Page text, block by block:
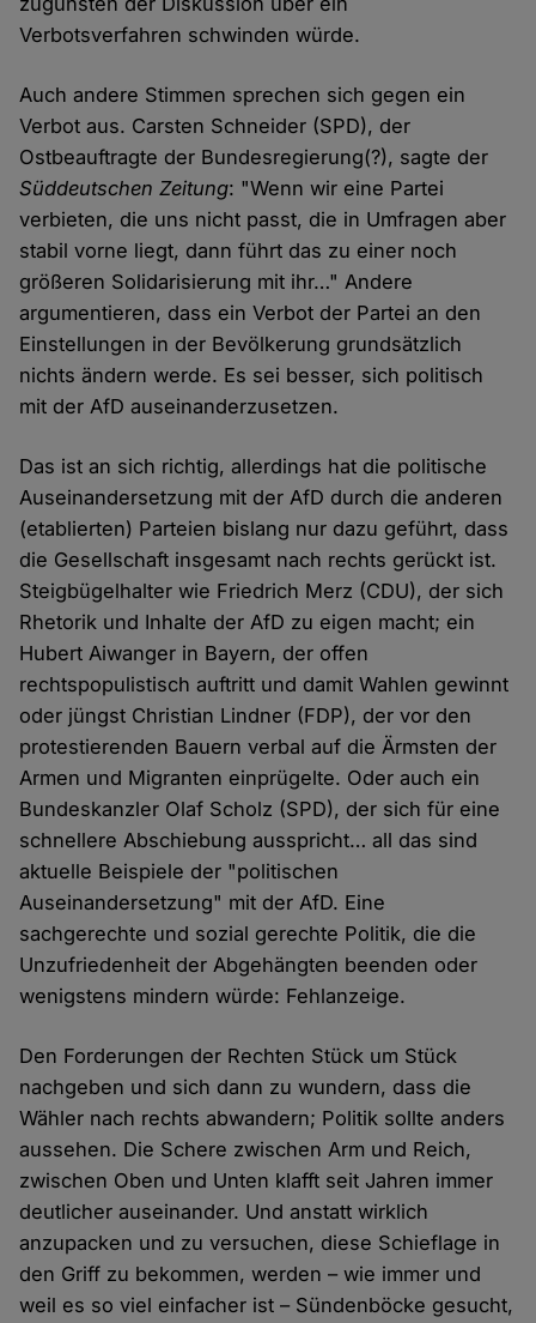
Verbotsverfahren schwinden würde.
Auch andere Stimmen sprechen sich gegen ein
Verbot aus. Carsten Schneider (SPD), der
Ostbeauftragte der Bundesregierung(?), sagte der
Süddeutschen Zeitung: "Wenn wir eine Partei
verbieten, die uns nicht passt, die in Umfragen aber
stabil vorne liegt, dann führt das zu einer noch
größeren Solidarisierung mit ihr…" Andere
argumentieren, dass ein Verbot der Partei an den
Einstellungen in der Bevölkerung grundsätzlich
nichts ändern werde. Es sei besser, sich politisch
mit der AfD auseinanderzusetzen.
Das ist an sich richtig, allerdings hat die politische
Auseinandersetzung mit der AfD durch die anderen
(etablierten) Parteien bislang nur dazu geführt, dass
die Gesellschaft insgesamt nach rechts gerückt ist.
Steigbügelhalter wie Friedrich Merz (CDU), der sich
Rhetorik und Inhalte der AfD zu eigen macht; ein
Hubert Aiwanger in Bayern, der offen
rechtspopulistisch auftritt und damit Wahlen gewinnt
oder jüngst Christian Lindner (FDP), der vor den
protestierenden Bauern verbal auf die Ärmsten der
Armen und Migranten einprügelte. Oder auch ein
Bundeskanzler Olaf Scholz (SPD), der sich für eine
schnellere Abschiebung ausspricht… all das sind
aktuelle Beispiele der "politischen
Auseinandersetzung" mit der AfD. Eine
sachgerechte und sozial gerechte Politik, die die
Unzufriedenheit der Abgehängten beenden oder
wenigstens mindern würde: Fehlanzeige.
Den Forderungen der Rechten Stück um Stück
nachgeben und sich dann zu wundern, dass die
Wähler nach rechts abwandern; Politik sollte anders
aussehen. Die Schere zwischen Arm und Reich,
zwischen Oben und Unten klafft seit Jahren immer
deutlicher auseinander. Und anstatt wirklich
anzupacken und zu versuchen, diese Schieflage in
den Griff zu bekommen, werden – wie immer und
weil es so viel einfacher ist – Sündenböcke gesucht,